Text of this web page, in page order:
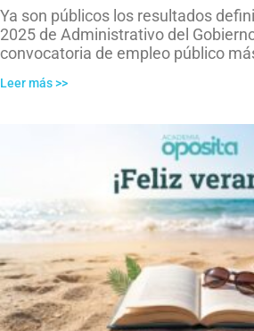
Ya son públicos los resultados
2025 de Administrativo del
convocatoria de empleo público
Leer más >>